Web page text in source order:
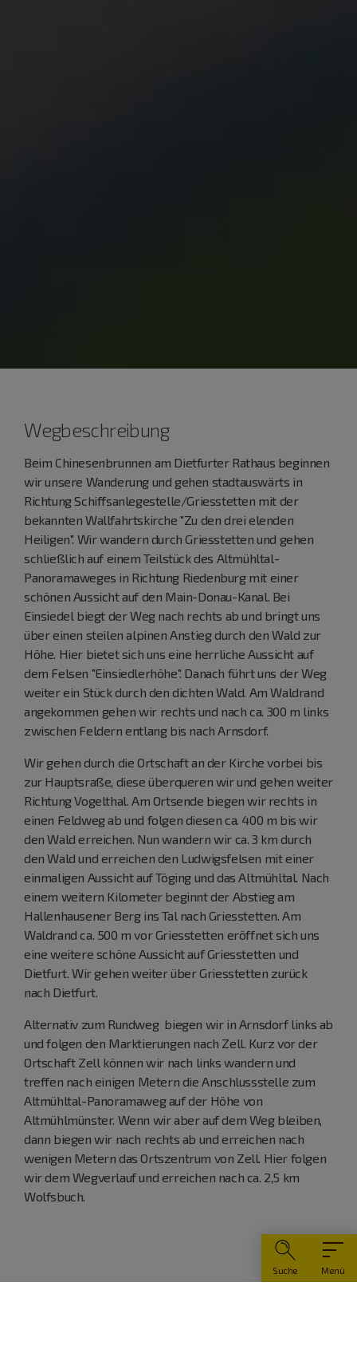
Menü
Suche
Wegbeschreibung
Beim Chinesenbrunnen am Dietfurter Rathaus beginnen
wir unsere Wanderung und gehen stadtauswärts in
Richtung Schiffsanlegestelle/Griesstetten mit der
bekannten Wallfahrtskirche "Zu den drei elenden
Heiligen". Wir wandern durch Griesstetten und gehen
schließlich auf einem Teilstück des Altmühltal-
Panoramaweges in Richtung Riedenburg mit einer
schönen Aussicht auf den Main-Donau-Kanal. Bei
Einsiedel biegt der Weg nach rechts ab und bringt uns
über einen steilen alpinen Anstieg durch den Wald zur
Höhe. Hier bietet sich uns eine herrliche Aussicht auf
dem Felsen "Einsiedlerhöhe". Danach führt uns der Weg
weiter ein Stück durch den dichten Wald. Am Waldrand
angekommen gehen wir rechts und nach ca. 300 m links
zwischen Feldern entlang bis nach Arnsdorf.
Wir gehen durch die Ortschaft an der Kirche vorbei bis
zur Hauptsraße, diese überqueren wir und gehen weiter
Richtung Vogelthal. Am Ortsende biegen wir rechts in
einen Feldweg ab und folgen diesen ca. 400 m bis wir
den Wald erreichen. Nun wandern wir ca. 3 km durch
den Wald und erreichen den Ludwigsfelsen mit einer
einmaligen Aussicht auf Töging und das Altmühltal. Nach
einem weitern Kilometer beginnt der Abstieg am
Hallenhausener Berg ins Tal nach Griesstetten. Am
Waldrand ca. 500 m vor Griesstetten eröffnet sich uns
eine weitere schöne Aussicht auf Griesstetten und
Dietfurt. Wir gehen weiter über Griesstetten zurück
nach Dietfurt.
Alternativ zum Rundweg biegen wir in Arnsdorf links ab
und folgen den Marktierungen nach Zell. Kurz vor der
Ortschaft Zell können wir nach links wandern und
treffen nach einigen Metern die Anschlussstelle zum
Altmühltal-Panoramaweg auf der Höhe von
Altmühlmünster. Wenn wir aber auf dem Weg bleiben,
dann biegen wir nach rechts ab und erreichen nach
wenigen Metern das Ortszentrum von Zell. Hier folgen
wir dem Wegverlauf und erreichen nach ca. 2,5 km
Wolfsbuch.